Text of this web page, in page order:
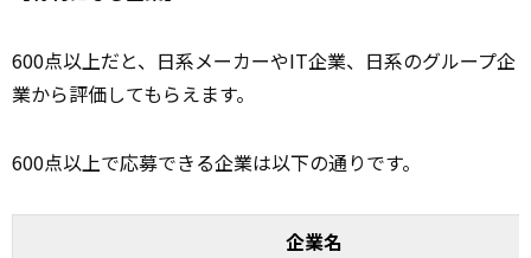
600点以上だと、日系メーカーやIT企業、日系のグループ企
業から評価してもらえます。
600点以上で応募できる企業は以下の通りです。
企業名